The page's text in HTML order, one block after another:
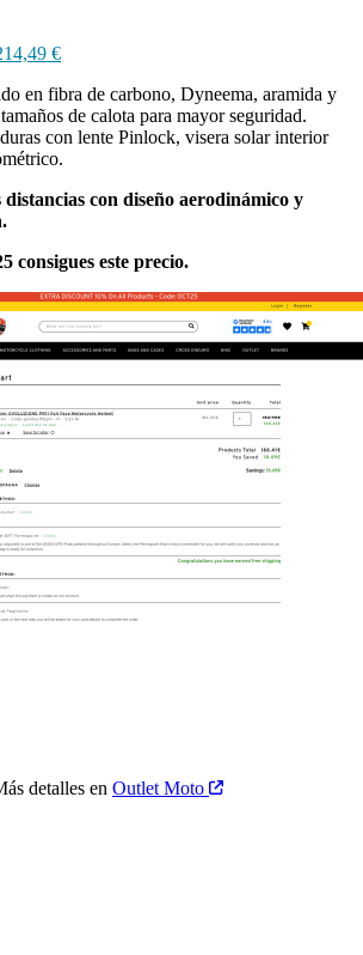
€
en fibra de carbono, Dyneema, aramida y
de calota para mayor seguridad.
con lente Pinlock, visera solar interior
con diseño aerodinámico y
consigues este precio.
detalles en Outlet Moto